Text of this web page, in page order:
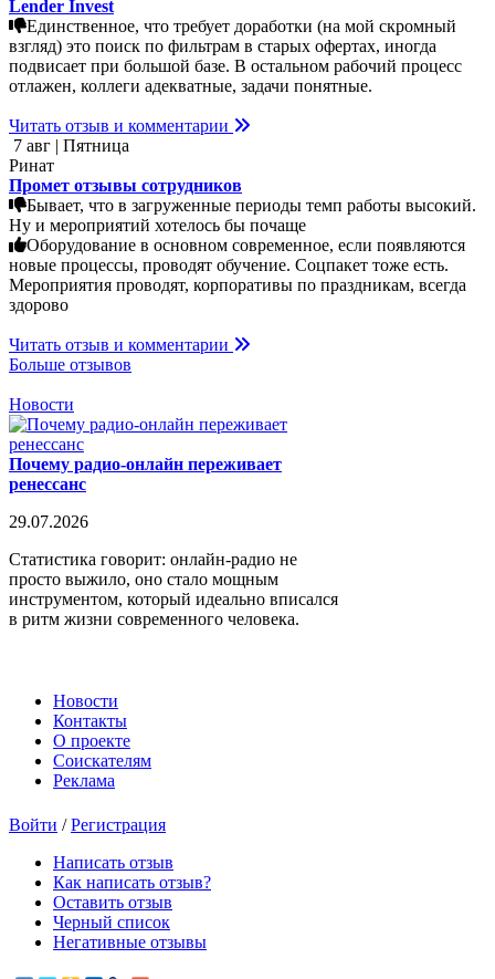
Lender Invest
Единственное, что требует доработки (на мой скромный
взгляд) это поиск по фильтрам в старых офертах, иногда
подвисает при большой базе. В остальном рабочий процесс
отлажен, коллеги адекватные, задачи понятные.
Читать отзыв и комментарии
7 авг | Пятница
Ринат
Промет отзывы сотрудников
Бывает, что в загруженные периоды темп работы высокий.
Ну и мероприятий хотелось бы почаще
Оборудование в основном современное, если появляются
новые процессы, проводят обучение. Соцпакет тоже есть.
Мероприятия проводят, корпоративы по праздникам, всегда
здорово
Читать отзыв и комментарии
Больше отзывов
Новости
Почему радио-онлайн переживает
ренессанс
29.07.2026
Статистика говорит: онлайн-радио не
просто выжило, оно стало мощным
инструментом, который идеально вписался
в ритм жизни современного человека.
Новости
Контакты
О проекте
Соискателям
Реклама
Войти /Регистрация
Написать отзыв
Как написать отзыв?
Оставить отзыв
Черный список
Негативные отзывы